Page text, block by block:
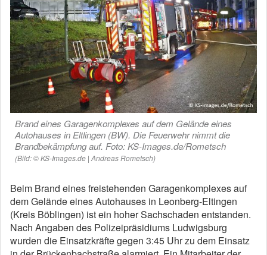
Brand eines Garagenkomplexes auf dem Gelände eines
Autohauses in Eltlingen (BW). Die Feuerwehr nimmt die
Brandbekämpfung auf. Foto: KS-Images.de/Rometsch
(Bild: © KS-Images.de | Andreas Rometsch)
Beim Brand eines freistehenden Garagenkomplexes auf
dem Gelände eines Autohauses in Leonberg-Eltingen
(Kreis Böblingen) ist ein hoher Sachschaden entstanden.
Nach Angaben des Polizeipräsidiums Ludwigsburg
wurden die Einsatzkräfte gegen 3:45 Uhr zu dem Einsatz